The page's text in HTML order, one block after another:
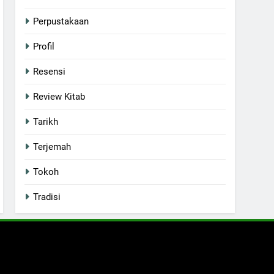
Perpustakaan
Profil
Resensi
Review Kitab
Tarikh
Terjemah
Tokoh
Tradisi